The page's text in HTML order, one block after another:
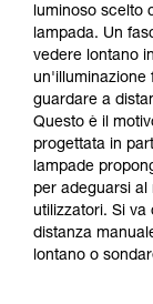
luminoso scelto
lampada. Un
vedere lontano
un'illuminazione
guardare a
Questo è il
progettata in
lampade
per adeguarsi
utilizzatori. Si va
distanza
lontano o